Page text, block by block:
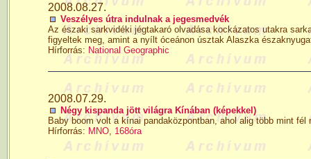
2008.08.27.
Veszélyes útra indulnak a jegesmedvék
Az északi sarkvidéki jégtakaró olvadása kockázatos utakra
figyeltek meg, amint a nyílt óceánon úsztak Alaszka
Hírforrás: National Geographic
2008.07.29.
Négy kispanda jött világra Kínában (képekkel)
Baby boom volt a kínai pandaközpontban, ahol alig több mint
Hírforrás: MNO, 168óra